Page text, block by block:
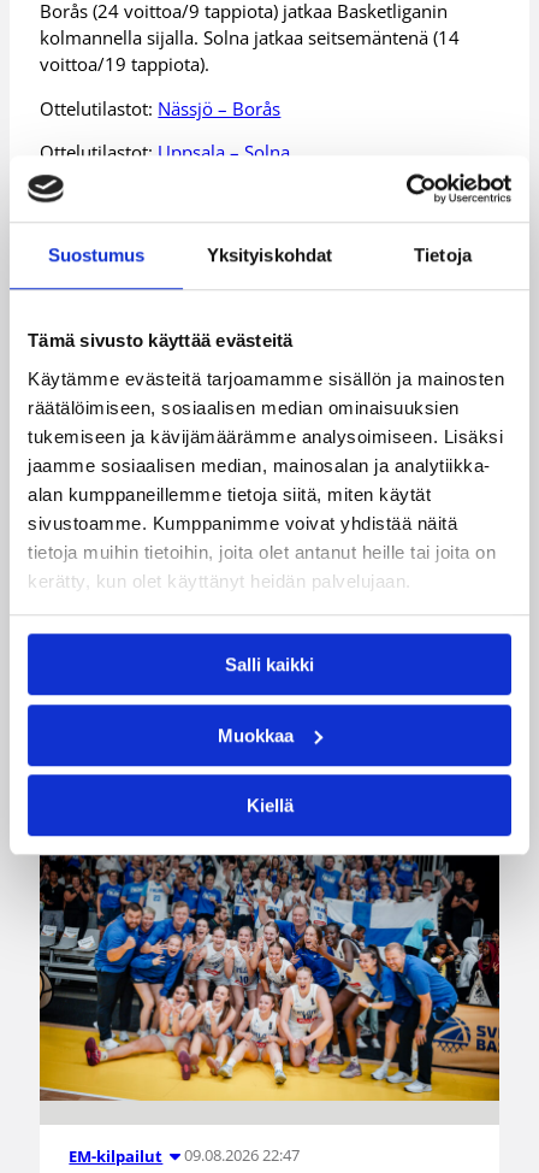
Suostumus Yksityiskohdat Tietoja
Tämä sivusto käyttää evästeitä
Käytämme evästeitä tarjoamamme sisällön ja mainosten
räätälöimiseen, sosiaalisen median ominaisuuksien
tukemiseen ja kävijämäärämme analysoimiseen. Lisäksi
jaamme sosiaalisen median, mainosalan ja analytiikka-
alan kumppaneillemme tietoja siitä, miten käytät
sivustoamme. Kumppanimme voivat yhdistää näitä
tietoja muihin tietoihin, joita olet antanut heille tai joita on
kerätty, kun olet käyttänyt heidän palvelujaan.
Salli kaikki
Muokkaa
Kiellä
Borås (24 voittoa/9 tappiota) jatkaa Basketliganin
kolmannella sijalla. Solna jatkaa seitsemäntenä (14
voittoa/19 tappiota).
Ottelutilastot: Nässjö – Borås
Ottelutilastot: Uppsala – Solna
Päivitetty11.03.2015
Johannes Voigtmann
Mikko Koivisto
Samuel Haanpää
Kategoriat
Pääjuttu Suomalaiset ulkomailla
EM-kilpailut 09.08.2026 22:47